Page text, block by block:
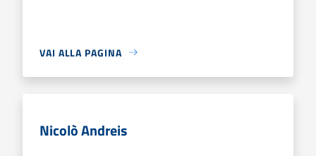
VAI ALLA PAGINA
Nicolò Andreis